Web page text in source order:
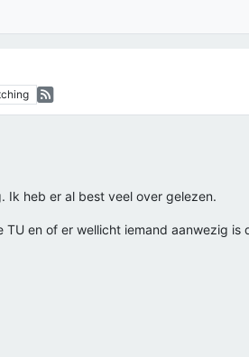
Ik heb er al best veel over gelezen.
en of er wellicht iemand aanwezig